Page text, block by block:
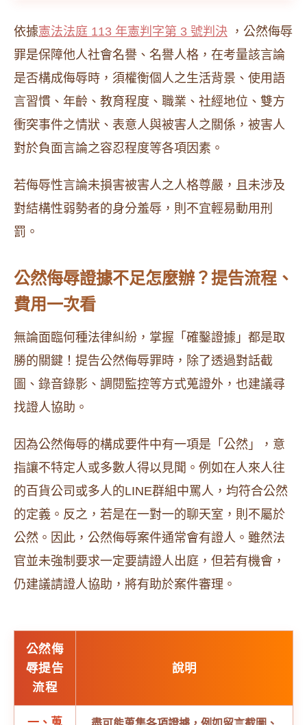
依據憲法法庭 113 年憲判字第 3 號判決 ，公然侮辱
罪是保障他人社會名譽、名譽人格，在考量該言論
是否構成侮辱時，須權衡個人之生活背景、使用語
言習慣、年齡、教育程度、職業、社經地位、雙方
衝突事件之情狀、表意人與被害人之關係，被害人
對於負面言論之容忍程度等各項因素。
若侮辱性言論未損害被害人之人格尊嚴，且未涉及
對結構性弱勢者的身分羞辱，則不宜輕易動用刑
罰。
公然侮辱證據不足怎麼辦？提告流程、
費用一次看
無論面臨何種法律糾紛，掌握「確鑿證據」都是取
勝的關鍵！提告公然侮辱罪時，除了透過對話截
圖、錄音錄影、調閱監控等方式蒐證外，也建議尋
找證人協助。
因為公然侮辱的構成要件中有一項是「公然」，意
指讓不特定人或多數人得以見聞。例如在人來人往
的百貨公司或多人的LINE群組中罵人，均符合公然
的定義。反之，若是在一對一的聊天室，則不屬於
公然。因此，公然侮辱案件通常會有證人。雖然法
官並未強制要求一定要請證人出庭，但若有機會，
仍建議請證人協助，將有助於案件審理。
公然侮
辱提告
流程
說明